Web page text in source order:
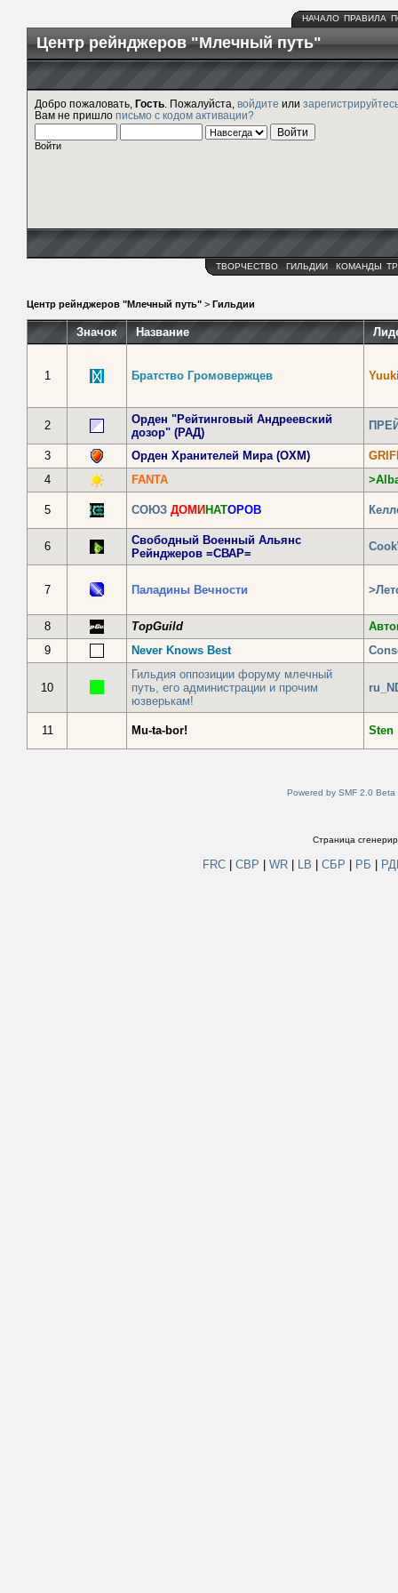
НАЧАЛО ПРАВИЛА
Центр рейнджеров "Млечный путь"
Добро пожаловать, Гость . Пожалуйста, войдите или
Вам не пришло письмо с кодом активации?
Войти
ТВОРЧЕСТВО ГИЛЬДИИ КОМАНДЫ
Центр рейнджеров "Млечный путь" > Гильдии
Значок Название
1 Братство Громовержцев
2
Орден "Рейтинговый Андреевский
дозор" (РАД)
3 Орден Хранителей Мира (ОХМ)
4
FANTA
5 СОЮЗ ДОМИ НАТОРОВ
6
Свободный Военный Альянс
Рейнджеров =СВАР=
7 Паладины Вечности
8 TopGuild
9
Never Knows Best
10
Гильдия оппозиции форуму млечный
путь, его администрации и прочим
юзверькам!
11 Mu-ta-bor! Sten
Powered by SMF 2.0 Beta
Страница
FRC СВР WR LB СБР РБ